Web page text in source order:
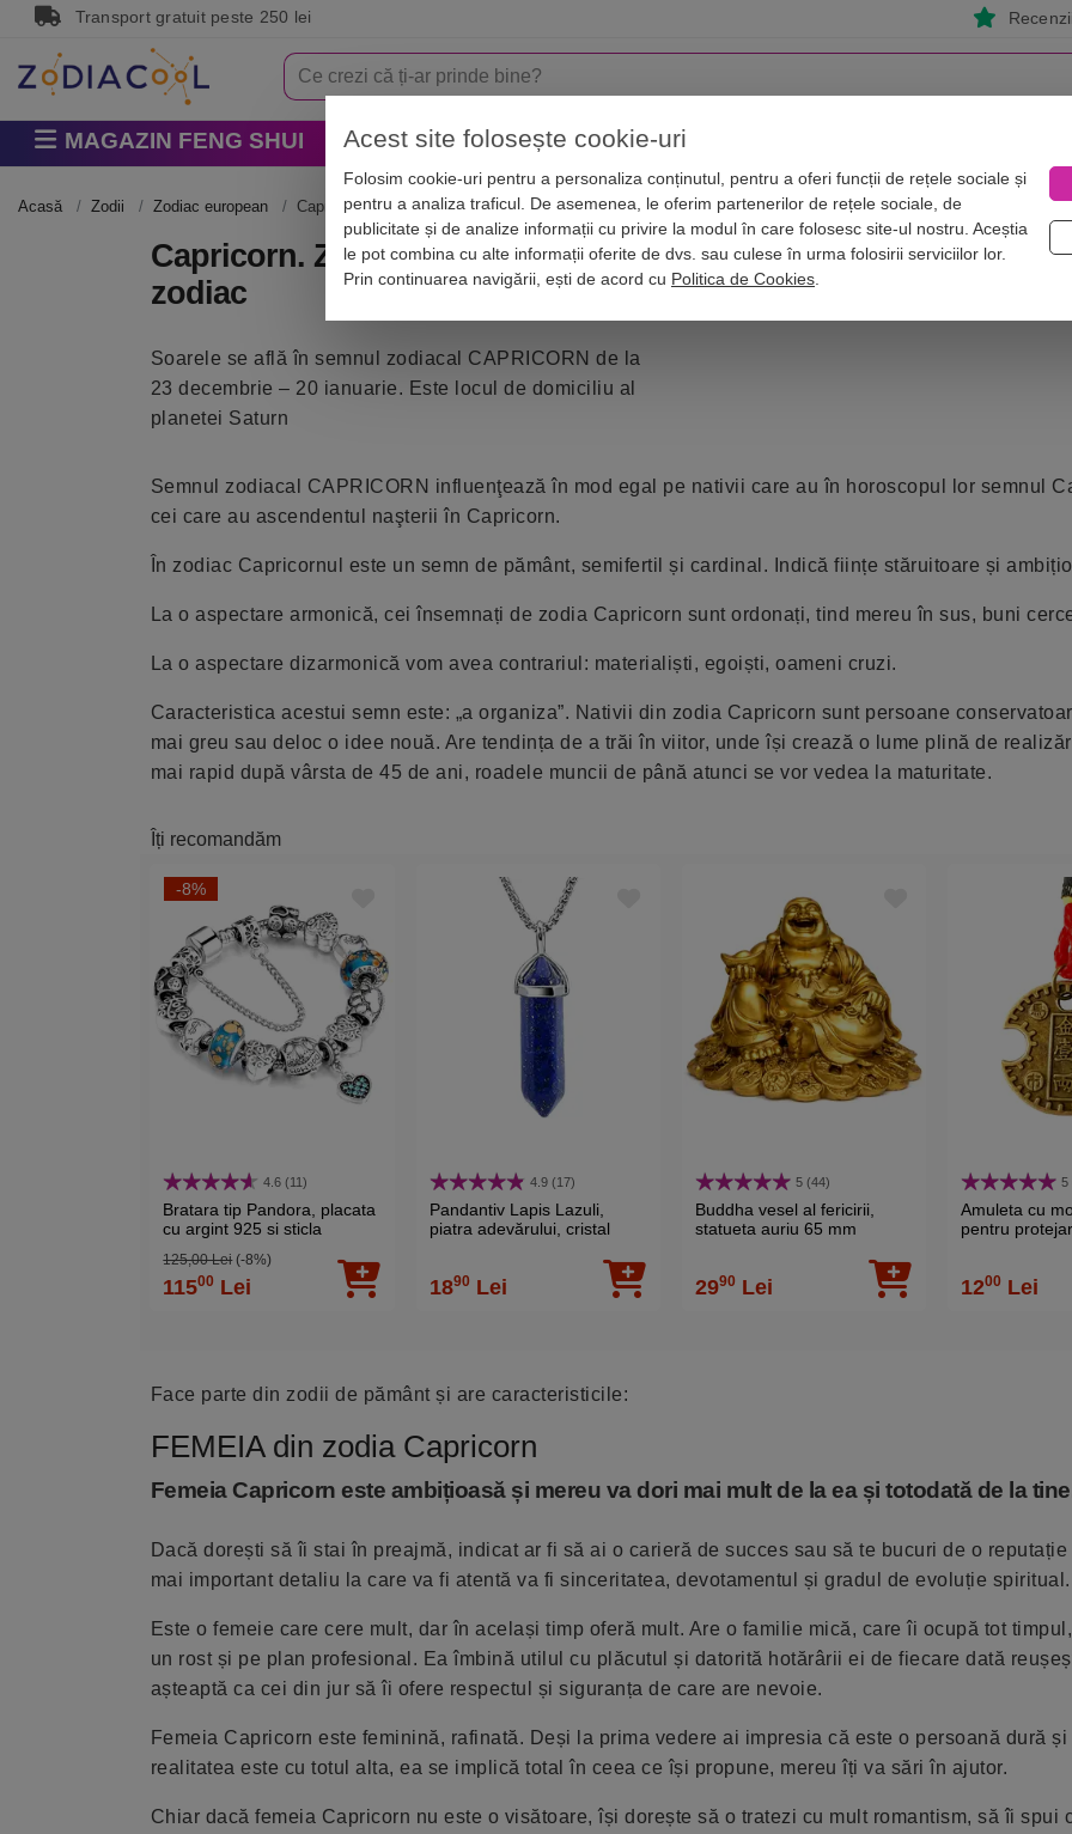
Transport gratuit peste 250 lei
MAGAZIN FENG SHUI Horoscop Zodii Astrologie Numerologie
Acasă Zodii Zodiac european Capricorn. Zodia Capricorn, femeia Capricorn și barbatul Capricorn in zodiac
Capricorn. Zodia Capricorn, femeia Capricorn și barbatul
zodiac
Soarele se află în semnul zodiacal CAPRICORN de la
23 decembrie – 20 ianuarie. Este locul de domiciliu al
planetei Saturn
Semnul zodiacal CAPRICORN influenţează în mod egal pe nativii care au în horoscopul lor semnul
cei care au ascendentul naşterii în Capricorn.
În zodiac Capricornul este un semn de pământ, semifertil și cardinal. Indică ființe stăruitoare și
La o aspectare armonică, cei însemnați de zodia Capricorn sunt ordonați, tind mereu în sus, buni
La o aspectare dizarmonică vom avea contrariul: materialiști, egoiști, oameni cruzi.
Caracteristica acestui semn este: „a organiza”. Nativii din zodia Capricorn sunt persoane
mai greu sau deloc o idee nouă. Are tendința de a trăi în viitor, unde își crează o lume plină de
mai rapid după vârsta de 45 de ani, roadele muncii de până atunci se vor vedea la maturitate.
Îți recomandăm
-8%
4.6 (11)
Bratara tip Pandora, placata
cu argint 925 si sticla
dragoste si simboluri
norocoase
125,00 Lei(-8%)
11500 Lei
4.9 (17)
Pandantiv Lapis Lazuli,
piatra adevărului, cristal
1890 Lei
5 (44)
Buddha vesel al fericirii,
statueta auriu 65 mm
2990 Lei
5
Amuleta cu
pentru
1200 Lei
Face parte din zodii de pământ și are caracteristicile:
FEMEIA din zodia Capricorn
Femeia Capricorn este ambițioasă și mereu va dori mai mult de la ea și totodată de la
Dacă dorești să îi stai în preajmă, indicat ar fi să ai o carieră de succes sau să te bucuri de o reputație
mai important detaliu la care va fi atentă va fi sinceritatea, devotamentul și gradul de evoluție spiritual.
Este o femeie care cere mult, dar în același timp oferă mult. Are o familie mică, care îi ocupă tot
un rost și pe plan profesional. Ea îmbină utilul cu plăcutul și datorită hotărârii ei de fiecare dată
așteaptă ca cei din jur să îi ofere respectul și siguranța de care are nevoie.
Femeia Capricorn este feminină, rafinată. Deși la prima vedere ai impresia că este o persoană dură și
realitatea este cu totul alta, ea se implică total în ceea ce își propune, mereu îți va sări în ajutor.
Chiar dacă femeia Capricorn nu este o visătoare, își dorește să o tratezi cu mult romantism, să îi spui
Acest site folosește cookie-uri
Folosim cookie-uri pentru a personaliza conținutul, pentru a oferi funcții de rețele sociale și
pentru a analiza traficul. De asemenea, le oferim partenerilor de rețele sociale, de
publicitate și de analize informații cu privire la modul în care folosesc site-ul nostru. Aceștia
le pot combina cu alte informații oferite de dvs. sau culese în urma folosirii serviciilor lor.
Prin continuarea navigării, ești de acord cu Politica de Cookies.